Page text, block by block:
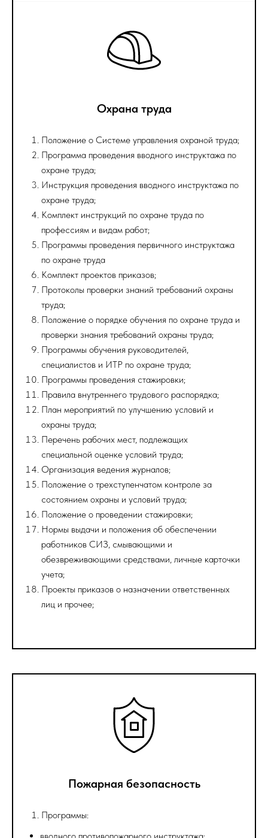
Охрана труда
Положение о Системе управления охраной труда;
Программа проведения вводного инструктажа по
охране труда;
Инструкция проведения вводного инструктажа по
охране труда;
Комплект инструкций по охране труда по
профессиям и видам работ;
Программы проведения первичного инструктажа
по охране труда
Комплект проектов приказов;
Протоколы проверки знаний требований охраны
труда;
Положение о порядке обучения по охране труда и
проверки знания требований охраны труда;
Программы обучения руководителей,
специалистов и ИТР по охране труда;
Программы проведения стажировки;
Правила внутреннего трудового распорядка;
План мероприятий по улучшению условий и
охраны труда;
Перечень рабочих мест, подлежащих
специальной оценке условий труда;
Организация ведения журналов;
Положение о трехступенчатом контроле за
состоянием охраны и условий труда;
Положение о проведении стажировки;
Нормы выдачи и положения об обеспечении
работников СИЗ, смывающими и
обезвреживающими средствами, личные карточки
учета;
Проекты приказов о назначении ответственных
лиц и прочее;
Пожарная безопасность
Программы: